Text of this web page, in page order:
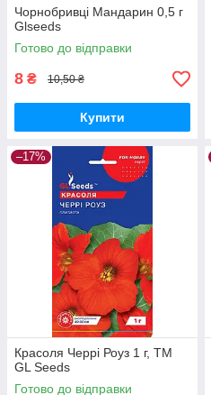
Чорнобривці Мандарин 0,5 г
Glseeds
Готово до відправки
8 ₴ 10,50 ₴
Купити
–17%
Красоля Черрi Роуз 1 г, TM
GL Seeds
Готово до відправки